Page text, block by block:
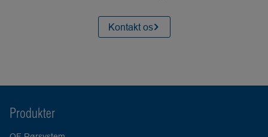
Kontakt os
Produkter